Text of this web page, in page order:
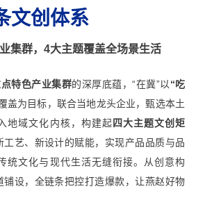
文创体系
集群，4大主题覆盖全场景生活
特色产业集群的深厚底蕴，“在冀”以 “吃
盖为目标，联合当地龙头企业，甄选本土
地域文化内核，构建起四大主题文创矩
工艺、新设计的赋能，实现产品品质与品
统文化与现代生活无缝衔接。从创意构
铺设，全链条把控打造爆款，让燕赵好物